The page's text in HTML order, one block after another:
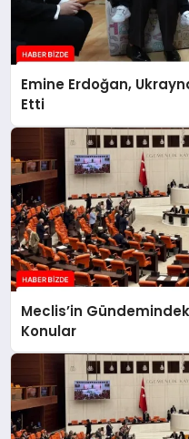
Emine Erdoğan,
Etti
Meclis’in
Konular